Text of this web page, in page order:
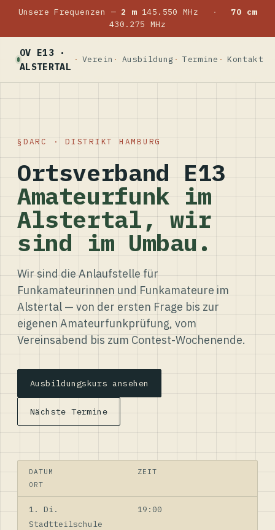
Unsere Frequenzen — 2 m145.550 MHz ·
70 cm
430.275 MHz
OV E13 ·
ALSTERTAL
Verein Ausbildung Termine Kontakt
DARC · DISTRIKT HAMBURG
Ortsverband E13
Amateurfunk im
Alstertal, wir
sind im Umbau.
Wir sind die Anlaufstelle für
Funkamateurinnen und Funkamateure im
Alstertal — von der ersten Frage bis zur
eigenen Amateurfunkprüfung, vom
Vereinsabend bis zum Contest-Wochenende.
Ausbildungskurs ansehen
Nächste Termine
DATUM
ZEIT
ORT
1. Di.
19:00
Stadtteilschule